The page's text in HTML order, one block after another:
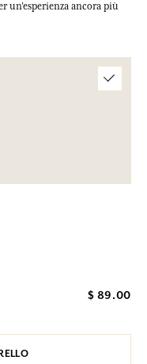
un’esperienza ancora più
$ 89.00